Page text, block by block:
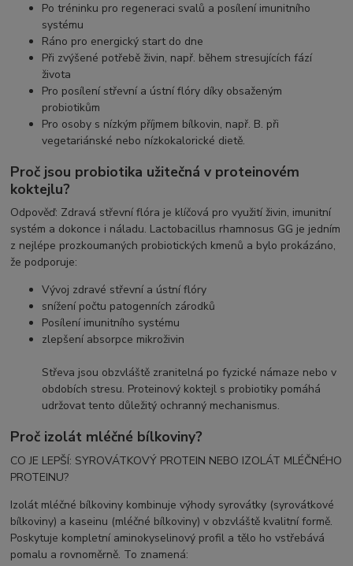
Po tréninku pro regeneraci svalů a posílení imunitního
systému
Ráno pro energický start do dne
Při zvýšené potřebě živin, např. během stresujících fází
života
Pro posílení střevní a ústní flóry díky obsaženým
probiotikům
Pro osoby s nízkým příjmem bílkovin, např. B. při
vegetariánské nebo nízkokalorické dietě.
Proč jsou probiotika užitečná v proteinovém
koktejlu?
Odpověď: Zdravá střevní flóra je klíčová pro využití živin, imunitní
systém a dokonce i náladu. Lactobacillus rhamnosus GG je jedním
z nejlépe prozkoumaných probiotických kmenů a bylo prokázáno,
že podporuje:
Vývoj zdravé střevní a ústní flóry
snížení počtu patogenních zárodků
Posílení imunitního systému
zlepšení absorpce mikroživin
Střeva jsou obzvláště zranitelná po fyzické námaze nebo v
obdobích stresu. Proteinový koktejl s probiotiky pomáhá
udržovat tento důležitý ochranný mechanismus.
Proč izolát mléčné bílkoviny?
CO JE LEPŠÍ: SYROVÁTKOVÝ PROTEIN NEBO IZOLÁT MLÉČNÉHO
PROTEINU?
Izolát mléčné bílkoviny kombinuje výhody syrovátky (syrovátkové
bílkoviny) a kaseinu (mléčné bílkoviny) v obzvláště kvalitní formě.
Poskytuje kompletní aminokyselinový profil a tělo ho vstřebává
pomalu a rovnoměrně. To znamená: